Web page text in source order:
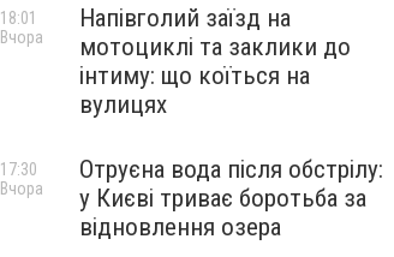
Напівголий заїзд на
мотоциклі та заклики до
інтиму: що коїться на
вулицях
18:01
Вчора
Отруєна вода після обстрілу:
у Києві триває боротьба за
відновлення озера
17:30
Вчора